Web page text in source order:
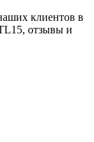
клиентов в
отзывы и